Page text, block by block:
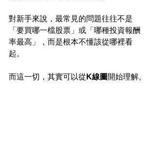
對新手來說，最常見的問題往往不是
「要買哪一檔股票」或「哪種投資報酬
率最高」，而是根本不懂該從哪裡看
起。
而這一切，其實可以從 K線圖 開始理解。